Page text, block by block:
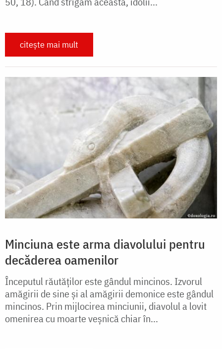
citește mai mult
Minciuna este arma diavolului pentru
decăderea oamenilor
Începutul răutăților este gândul mincinos. Izvorul
amăgirii de sine și al amăgirii demonice este gândul
mincinos. Prin mijlocirea minciunii, diavolul a lovit
omenirea cu moarte veșnică chiar în...